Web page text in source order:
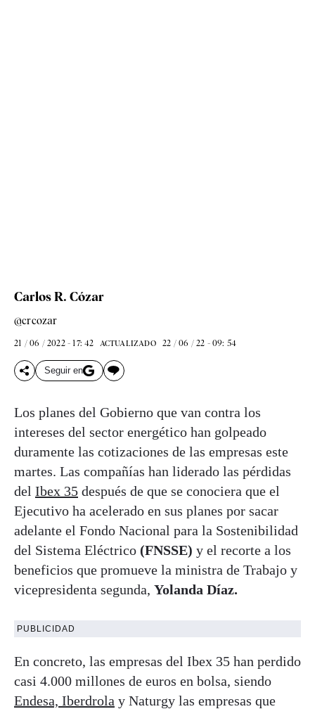
Carlos R. Cózar
@crcozar
21 / 06 / 2022 - 17: 42 ACTUALIZADO 22 / 06 / 22 - 09: 54
Seguir en
Los planes del Gobierno que van contra los
intereses del sector energético han golpeado
duramente las cotizaciones de las empresas este
martes. Las compañías han liderado las pérdidas
del Ibex 35 después de que se conociera que el
Ejecutivo ha acelerado en sus planes por sacar
adelante el Fondo Nacional para la Sostenibilidad
del Sistema Eléctrico (FNSSE) y el recorte a los
beneficios que promueve la ministra de Trabajo y
vicepresidenta segunda, Yolanda Díaz.
PUBLICIDAD
En concreto, las empresas del Ibex 35 han perdido
casi 4.000 millones de euros en bolsa, siendo
Endesa, Iberdrola y Naturgy las empresas que